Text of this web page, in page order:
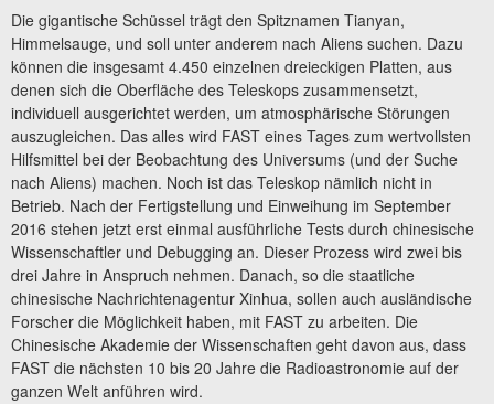
Die gigantische Schüssel trägt den Spitznamen Tianyan,
Himmelsauge, und soll unter anderem nach Aliens suchen. Dazu
können die insgesamt 4.450 einzelnen dreieckigen Platten, aus
denen sich die Oberfläche des Teleskops zusammensetzt,
individuell ausgerichtet werden, um atmosphärische Störungen
auszugleichen. Das alles wird FAST eines Tages zum wertvollsten
Hilfsmittel bei der Beobachtung des Universums (und der Suche
nach Aliens) machen. Noch ist das Teleskop nämlich nicht in
Betrieb. Nach der Fertigstellung und Einweihung im September
2016 stehen jetzt erst einmal ausführliche Tests durch chinesische
Wissenschaftler und Debugging an. Dieser Prozess wird zwei bis
drei Jahre in Anspruch nehmen. Danach, so die staatliche
chinesische Nachrichtenagentur Xinhua, sollen auch ausländische
Forscher die Möglichkeit haben, mit FAST zu arbeiten. Die
Chinesische Akademie der Wissenschaften geht davon aus, dass
FAST die nächsten 10 bis 20 Jahre die Radioastronomie auf der
ganzen Welt anführen wird.